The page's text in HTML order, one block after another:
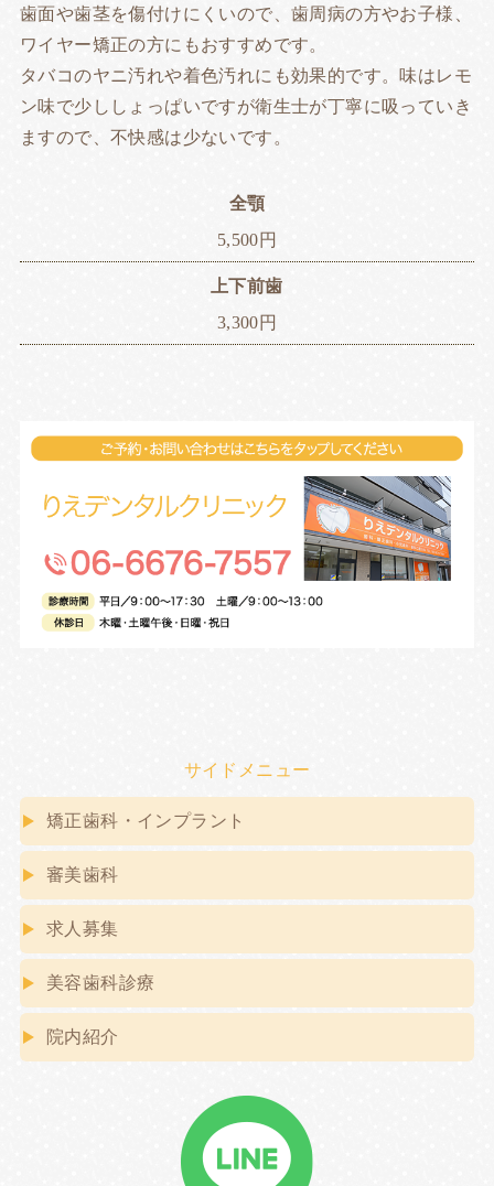
歯面や歯茎を傷付けにくいので、歯周病の方やお子様、
ワイヤー矯正の方にもおすすめです。
タバコのヤニ汚れや着色汚れにも効果的です。味はレモ
ン味で少ししょっぱいですが衛生士が丁寧に吸っていき
ますので、不快感は少ないです。
全顎
5,500円
上下前歯
3,300円
サイドメニュー
矯正歯科・インプラント
審美歯科
求人募集
美容歯科診療
院内紹介